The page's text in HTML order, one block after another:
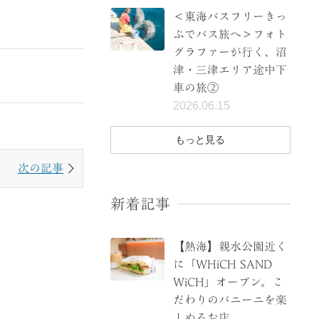
次の記事
＜東海バスフリーきっ
ぷでバス旅へ＞フォト
グラファーが行く、沼
津・三津エリア途中下
車の旅②
2026.06.15
もっと見る
新着記事
【熱海】親水公園近く
に「WHiCH SAND
WiCH」オープン。こ
だわりのパニーニを楽